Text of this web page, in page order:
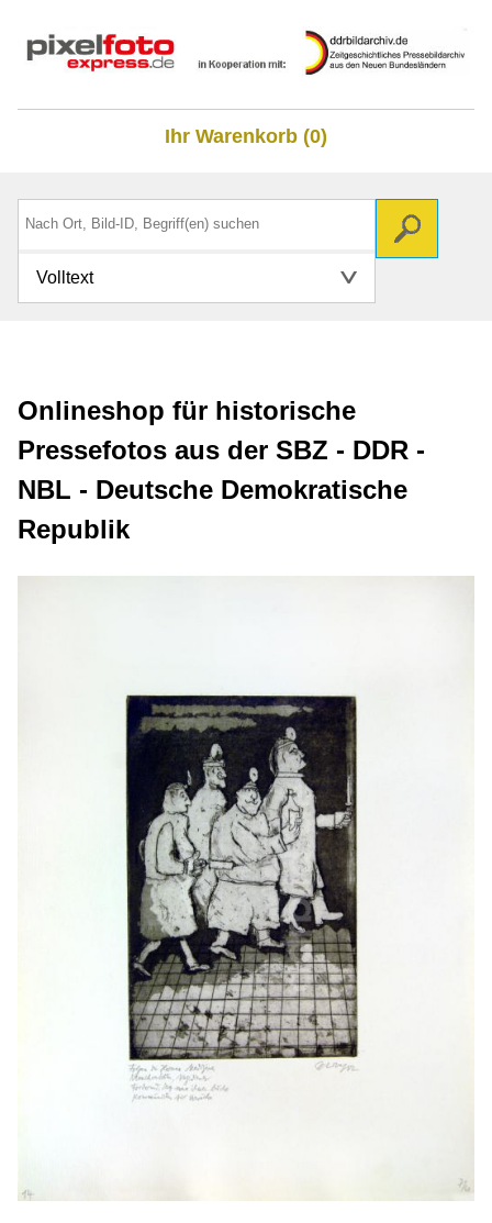
Ihr Warenkorb (0)
Volltext
Onlineshop für historische
Pressefotos aus der SBZ - DDR -
NBL - Deutsche Demokratische
Republik